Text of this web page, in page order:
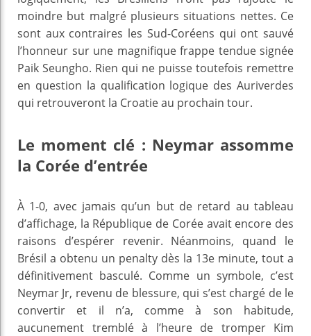
moindre but malgré plusieurs situations nettes. Ce
sont aux contraires les Sud-Coréens qui ont sauvé
l’honneur sur une magnifique frappe tendue signée
Paik Seungho. Rien qui ne puisse toutefois remettre
en question la qualification logique des Auriverdes
qui retrouveront la Croatie au prochain tour.
Le moment clé : Neymar assomme
la Corée d’entrée
À 1-0, avec jamais qu’un but de retard au tableau
d’affichage, la République de Corée avait encore des
raisons d’espérer revenir. Néanmoins, quand le
Brésil a obtenu un penalty dès la 13e minute, tout a
définitivement basculé. Comme un symbole, c’est
Neymar Jr, revenu de blessure, qui s’est chargé de le
convertir et il n’a, comme à son habitude,
aucunement tremblé à l’heure de tromper Kim